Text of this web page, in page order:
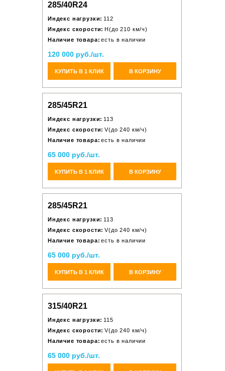
285/40R24
Индекс нагрузки: 112
Индекс скорости: H(до 210 км/ч)
Наличие товара: есть в наличии
120 000 руб./шт.
КУПИТЬ В 1 КЛИК В КОРЗИНУ
285/45R21
Индекс нагрузки: 113
Индекс скорости: V(до 240 км/ч)
Наличие товара: есть в наличии
65 000 руб./шт.
КУПИТЬ В 1 КЛИК В КОРЗИНУ
285/45R21
Индекс нагрузки: 113
Индекс скорости: V(до 240 км/ч)
Наличие товара: есть в наличии
65 000 руб./шт.
КУПИТЬ В 1 КЛИК В КОРЗИНУ
315/40R21
Индекс нагрузки: 115
Индекс скорости: V(до 240 км/ч)
Наличие товара: есть в наличии
65 000 руб./шт.